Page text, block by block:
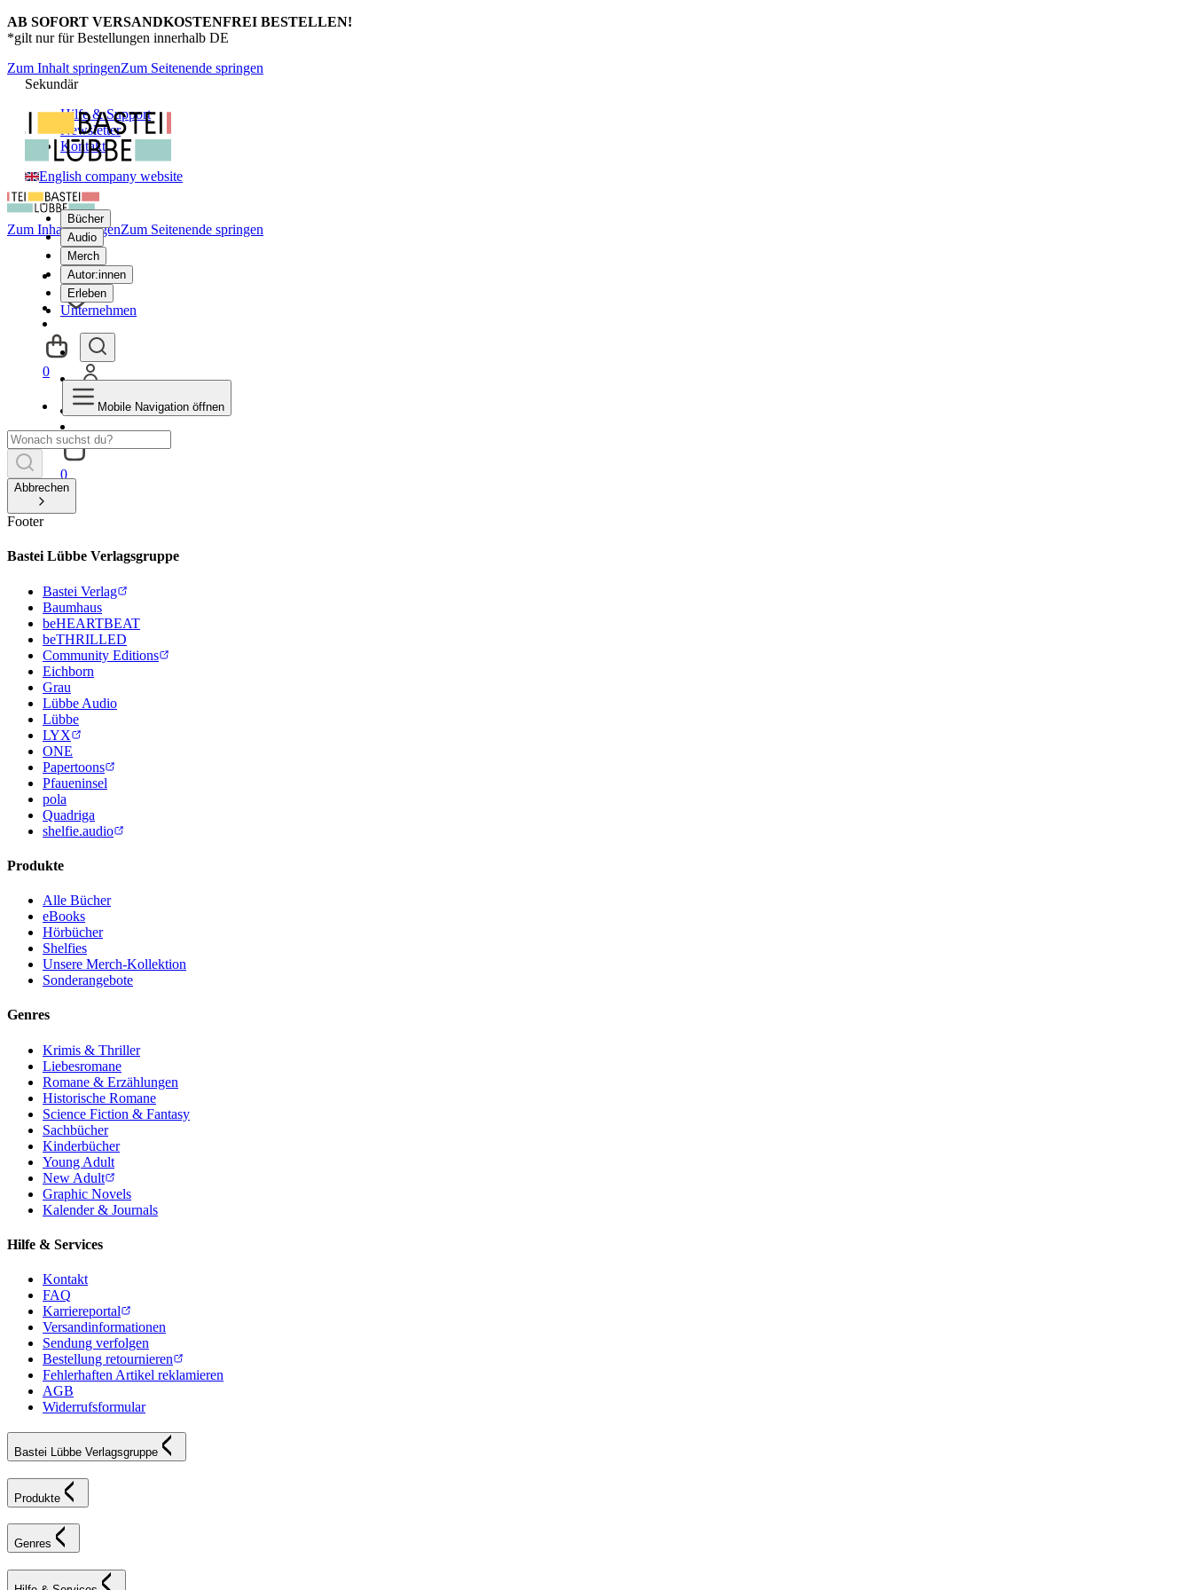
AB SOFORT VERSANDKOSTENFREI BESTELLEN!
*gilt nur für Bestellungen innerhalb DE
Zum Inhalt springenZum Seitenende springen
Sekundär
Hilfe & Support
Newsletter
Kontakt
English company website
Bücher
Audio
Merch
Autor:innen
Erleben
Unternehmen
0
Zum Inhalt springenZum Seitenende springen
0
Mobile Navigation öffnen
Abbrechen
Footer
Bastei Lübbe Verlagsgruppe
Bastei Verlag
Baumhaus
beHEARTBEAT
beTHRILLED
Community Editions
Eichborn
Grau
Lübbe Audio
Lübbe
LYX
ONE
Papertoons
Pfaueninsel
pola
Quadriga
shelfie.audio
Produkte
Alle Bücher
eBooks
Hörbücher
Shelfies
Unsere Merch-Kollektion
Sonderangebote
Genres
Krimis & Thriller
Liebesromane
Romane & Erzählungen
Historische Romane
Science Fiction & Fantasy
Sachbücher
Kinderbücher
Young Adult
New Adult
Graphic Novels
Kalender & Journals
Hilfe & Services
Kontakt
FAQ
Karriereportal
Versandinformationen
Sendung verfolgen
Bestellung retournieren
Fehlerhaften Artikel reklamieren
AGB
Widerrufsformular
Bastei Lübbe Verlagsgruppe
Produkte
Genres